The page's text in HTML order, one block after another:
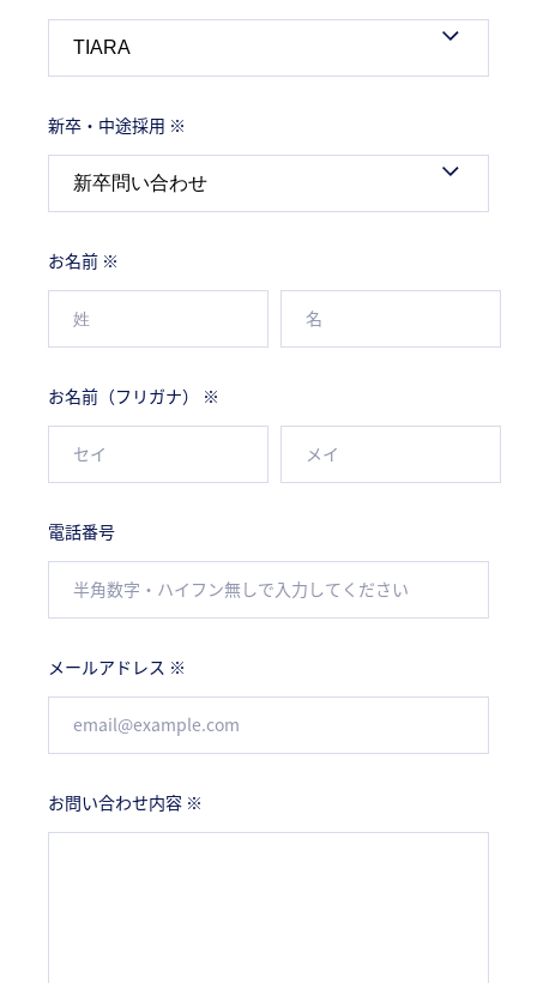
新卒・中途採用 ※
お名前 ※
お名前（フリガナ） ※
電話番号
メールアドレス ※
お問い合わせ内容 ※